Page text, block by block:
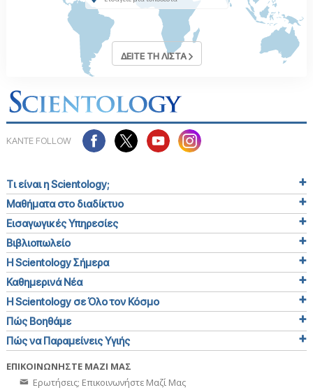
ΔΕΙΤΕ ΤΗ ΛΙΣΤΑ
ΚΑΝΤΕ FOLLOW
Τι είναι η Scientology;
Μαθήματα στο διαδίκτυο
Εισαγωγικές Υπηρεσίες
Βιβλιοπωλείο
Η Scientology Σήμερα
Καθημερινά Νέα
Η Scientology σε Όλο τον Κόσμο
Πώς Βοηθάμε
Πώς να Παραμείνεις Υγιής
ΕΠΙΚΟΙΝΩΝΗΣΤΕ ΜΑΖΙ ΜΑΣ
Ερωτήσεις; Επικοινωνήστε Μαζί Μας